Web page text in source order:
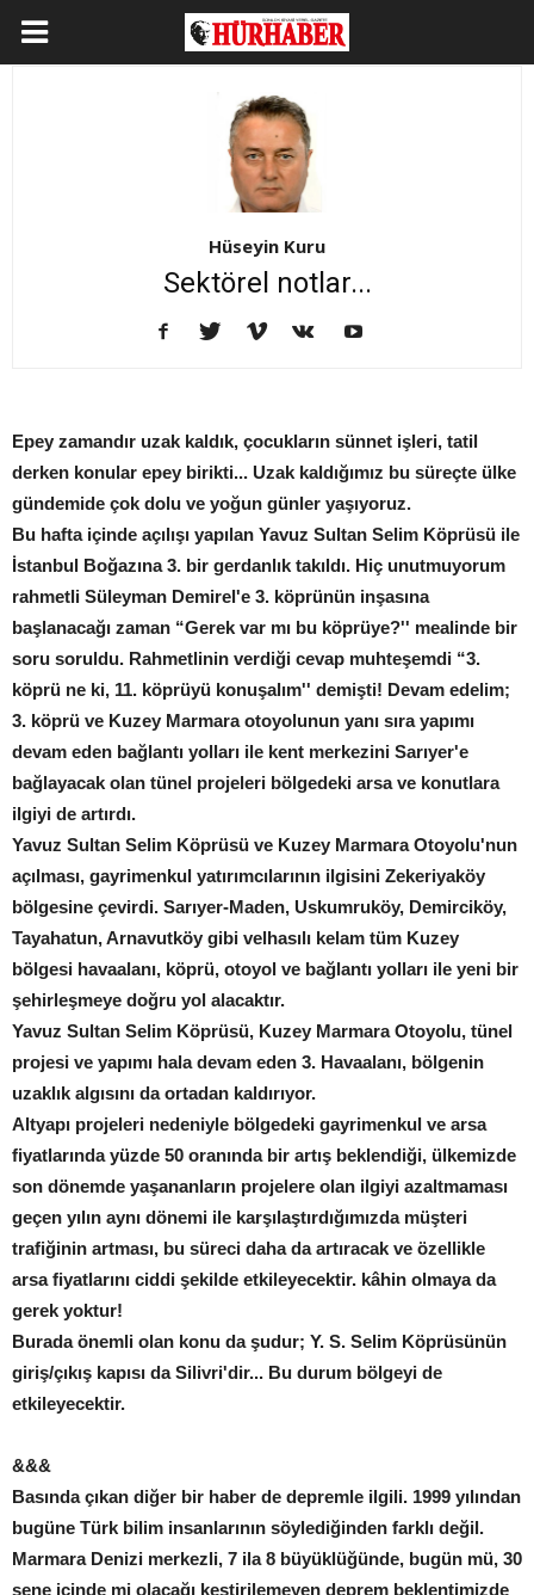
Hüseyin Kuru
Sektörel notlar...
Epey zamandır uzak kaldık, çocukların sünnet işleri, tatil
derken konular epey birikti... Uzak kaldığımız bu süreçte ülke
gündemide çok dolu ve yoğun günler yaşıyoruz.
Bu hafta içinde açılışı yapılan Yavuz Sultan Selim Köprüsü ile
İstanbul Boğazına 3. bir gerdanlık takıldı. Hiç unutmuyorum
rahmetli Süleyman Demirel'e 3. köprünün inşasına
başlanacağı zaman “Gerek var mı bu köprüye?'' mealinde bir
soru soruldu. Rahmetlinin verdiği cevap muhteşemdi “3.
köprü ne ki, 11. köprüyü konuşalım'' demişti! Devam edelim;
3. köprü ve Kuzey Marmara otoyolunun yanı sıra yapımı
devam eden bağlantı yolları ile kent merkezini Sarıyer'e
bağlayacak olan tünel projeleri bölgedeki arsa ve konutlara
ilgiyi de artırdı.
Yavuz Sultan Selim Köprüsü ve Kuzey Marmara Otoyolu'nun
açılması, gayrimenkul yatırımcılarının ilgisini Zekeriyaköy
bölgesine çevirdi. Sarıyer-Maden, Uskumruköy, Demirciköy,
Tayahatun, Arnavutköy gibi velhasılı kelam tüm Kuzey
bölgesi havaalanı, köprü, otoyol ve bağlantı yolları ile yeni bir
şehirleşmeye doğru yol alacaktır.
Yavuz Sultan Selim Köprüsü, Kuzey Marmara Otoyolu, tünel
projesi ve yapımı hala devam eden 3. Havaalanı, bölgenin
uzaklık algısını da ortadan kaldırıyor.
Altyapı projeleri nedeniyle bölgedeki gayrimenkul ve arsa
fiyatlarında yüzde 50 oranında bir artış beklendiği, ülkemizde
son dönemde yaşananların projelere olan ilgiyi azaltmaması
geçen yılın aynı dönemi ile karşılaştırdığımızda müşteri
trafiğinin artması, bu süreci daha da artıracak ve özellikle
arsa fiyatlarını ciddi şekilde etkileyecektir. kâhin olmaya da
gerek yoktur!
Burada önemli olan konu da şudur; Y. S. Selim Köprüsünün
giriş/çıkış kapısı da Silivri'dir... Bu durum bölgeyi de
etkileyecektir.
&&&
Basında çıkan diğer bir haber de depremle ilgili. 1999 yılından
bugüne Türk bilim insanlarının söylediğinden farklı değil.
Marmara Denizi merkezli, 7 ila 8 büyüklüğünde, bugün mü, 30
sene içinde mi olacağı kestirilemeyen deprem beklentimizde